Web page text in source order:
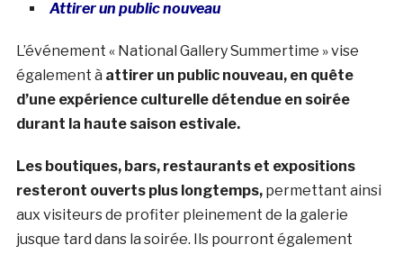
Attirer un public nouveau
L’événement « National Gallery Summertime » vise
également à attirer un public nouveau, en quête
d’une expérience culturelle détendue en soirée
durant la haute saison estivale.
Les boutiques, bars, restaurants et expositions
resteront ouverts plus longtemps,permettant ainsi
aux visiteurs de profiter pleinement de la galerie
jusque tard dans la soirée. Ils pourront également